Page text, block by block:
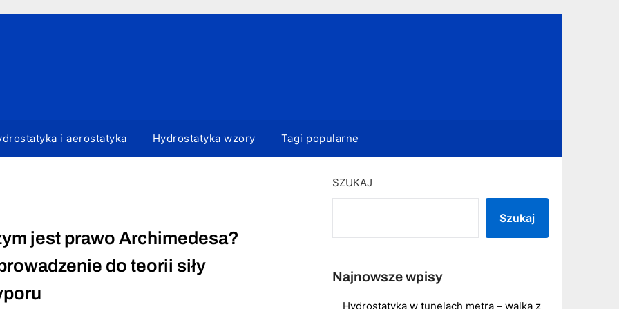
i aerostatyka Hydrostatyka wzory Tagi popularne
jest prawo Archimedesa?
do teorii siły
SZUKAJ
Szukaj
Najnowsze wpisy
Hydrostatyka w tunelach metra – walka z